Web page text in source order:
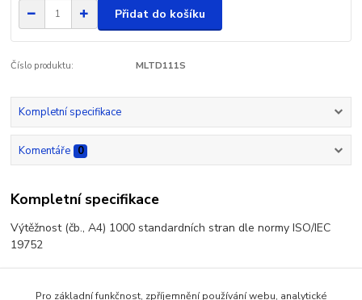
Přidat do košíku
Číslo produktu: MLTD111S
Kompletní specifikace
Komentáře 0
Kompletní specifikace
Výtěžnost (čb., A4) 1000 standardních stran dle normy ISO/IEC
19752
Pro základní funkčnost, zpříjemnění používání webu, analytické